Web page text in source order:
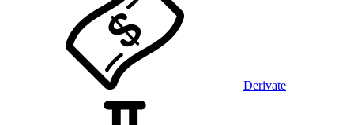
Derivate